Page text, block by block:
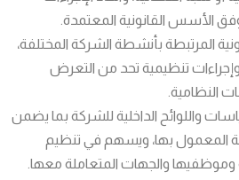
الأسس القانونية المعتمدة.
المرتبطة بأنشطة الشركة المختلفة،
وإجراءات تنظيمية تحد من التعرض
النظامية.
واللوائح الداخلية للشركة بما يضمن
المعمول بها، ويسهم في تنظيم
وموظفيها والجهات المتعاملة معها.